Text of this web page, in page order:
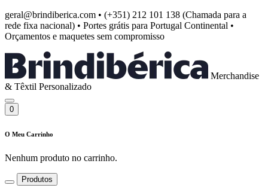
geral@brindiberica.com • (+351) 212 101 138 (Chamada para a
rede fixa nacional) • Portes grátis para Portugal Continental •
Orçamentos e maquetes sem compromisso
Merchandise
& Têxtil Personalizado
0
O Meu Carrinho
Nenhum produto no carrinho.
Produtos